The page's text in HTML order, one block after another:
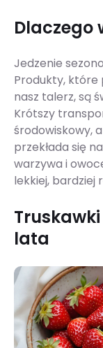
Dlaczego
Jedzenie
Produkty, które
nasz talerz, są
Krótszy
środowiskowy,
przekłada się
warzywa i
lekkiej, bardziej
lata